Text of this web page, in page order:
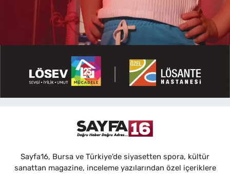
Sayfa16, Bursa ve Türkiye'de siyasetten spora, kültür
sanattan magazine, inceleme yazılarından özel içeriklere